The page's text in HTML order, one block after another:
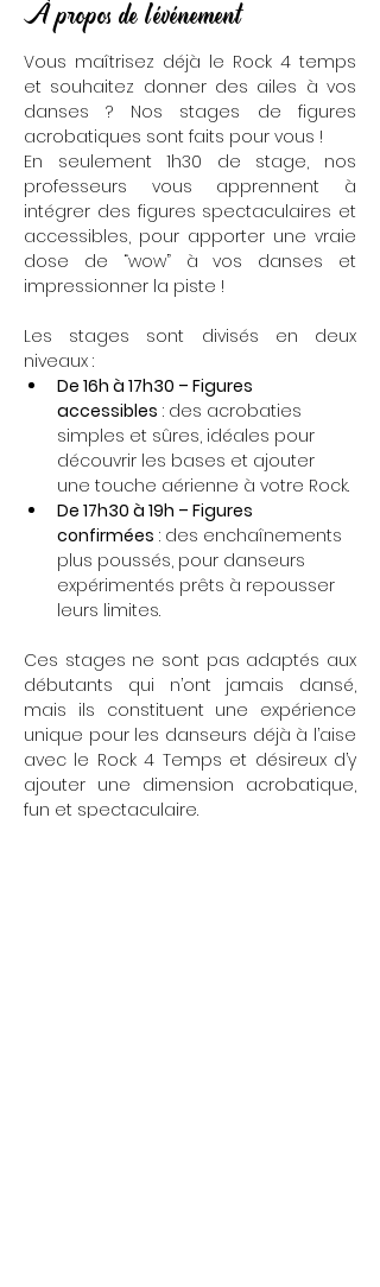
À propos de l'événement
Vous maîtrisez déjà le Rock 4 temps
et souhaitez donner des ailes à vos
danses ? Nos stages de figures
acrobatiques sont faits pour vous !
En seulement 1h30 de stage, nos
professeurs vous apprennent à
intégrer des figures spectaculaires et
accessibles, pour apporter une vraie
dose de “wow” à vos danses et
impressionner la piste !
Les stages sont divisés en deux
niveaux :
De 16h à 17h30 – Figures
accessibles : des acrobaties
simples et sûres, idéales pour
découvrir les bases et ajouter
une touche aérienne à votre Rock.
De 17h30 à 19h – Figures
confirmées : des enchaînements
plus poussés, pour danseurs
expérimentés prêts à repousser
leurs limites.
Ces stages ne sont pas adaptés aux
débutants qui n’ont jamais dansé,
mais ils constituent une expérience
unique pour les danseurs déjà à l’aise
avec le Rock 4 Temps et désireux d’y
ajouter une dimension acrobatique,
fun et spectaculaire.